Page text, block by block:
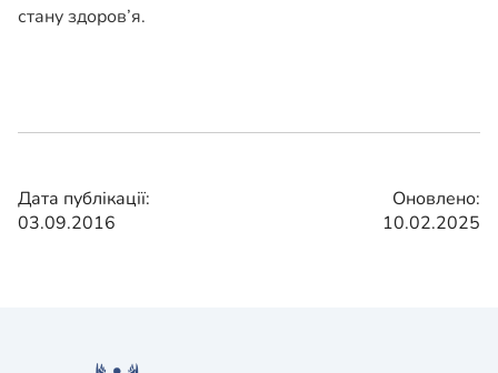
стану здоров’я.
Дата публікації:
03.09.2016
Оновлено:
10.02.2025